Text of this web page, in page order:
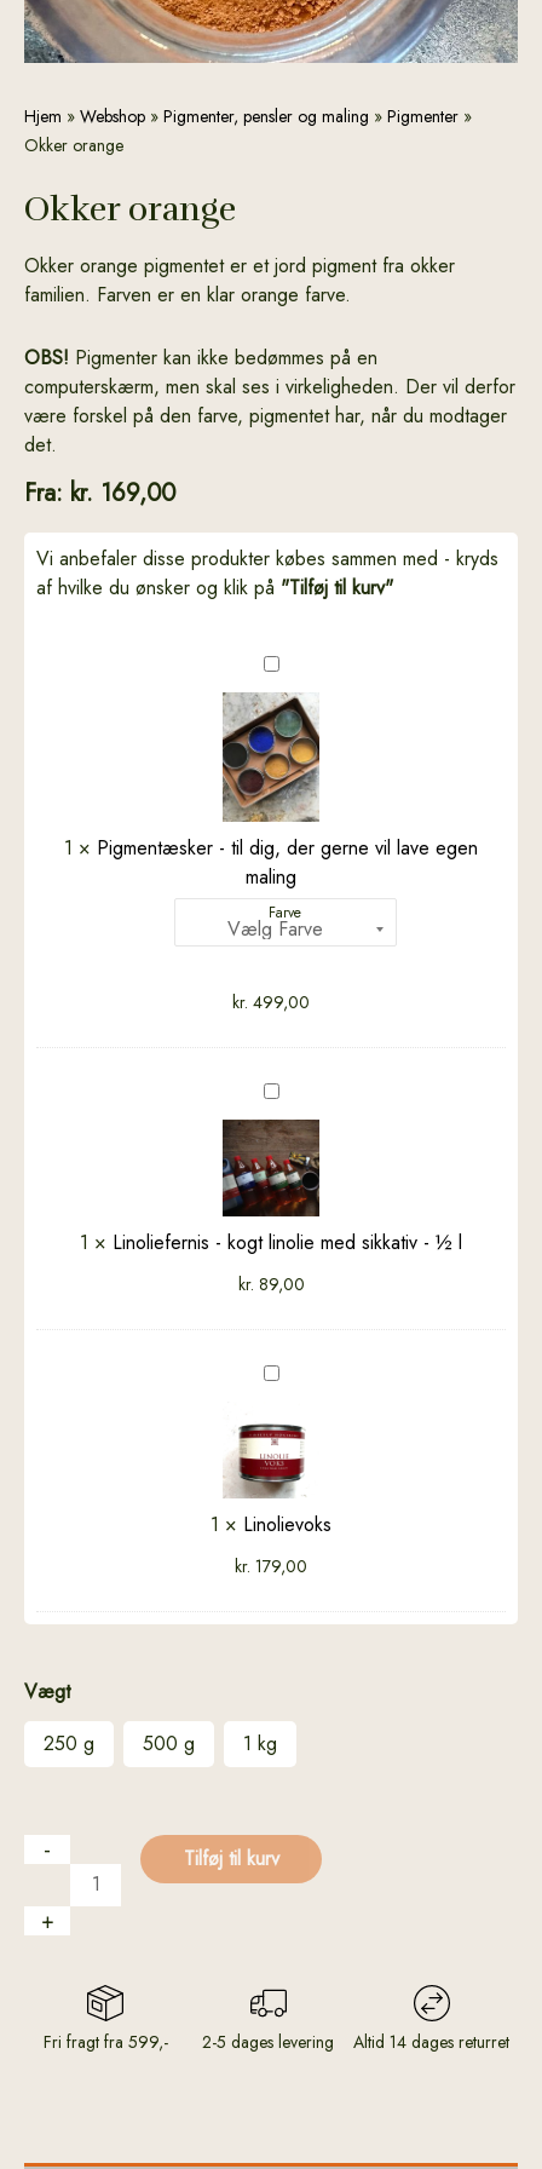
Hjem » Webshop » Pigmenter, pensler og maling » Pigmenter »
Okker orange
Okker orange
Okker orange pigmentet er et jord pigment fra okker
familien. Farven er en klar orange farve.
OBS! Pigmenter kan ikke bedømmes på en
computerskærm, men skal ses i virkeligheden. Der vil derfor
være forskel på den farve, pigmentet har, når du modtager
det.
Fra: kr. 169,00
Vi anbefaler disse produkter købes sammen med - kryds
af hvilke du ønsker og klik på "Tilføj til kurv"
Pigmentæsker
-
til
dig,
der
gerne
vil
lave
egen
maling
1 × Pigmentæsker - til dig, der gerne vil lave egen
maling
Farve
kr. 499,00
Linoliefernis
-
kogt
linolie
med
sikkativ
½
l
1 × Linoliefernis - kogt linolie med sikkativ - ½ l
kr. 89,00
Linolievoks
1 × Linolievoks
kr. 179,00
Vægt
250 g
500 g 1 kg
-
Okker
orange
+
Tilføj til kurv
Fri fragt fra 599,- 2-5 dages levering Altid 14 dages returret